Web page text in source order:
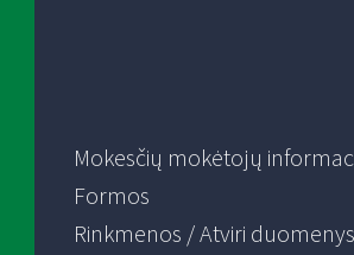
Mokesčių mokėtojų
Formos
Rinkmenos / Atviri duomenys